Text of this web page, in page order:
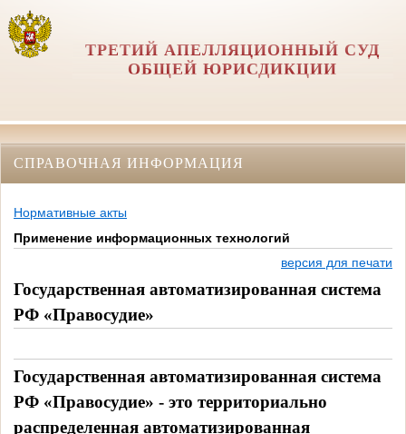
ТРЕТИЙ АПЕЛЛЯЦИОННЫЙ СУД
ОБЩЕЙ ЮРИСДИКЦИИ
СПРАВОЧНАЯ ИНФОРМАЦИЯ
Нормативные акты
Применение информационных технологий
версия для печати
Государственная автоматизированная система
РФ «Правосудие»
Государственная автоматизированная система
РФ «Правосудие» - это территориально
распределенная автоматизированная